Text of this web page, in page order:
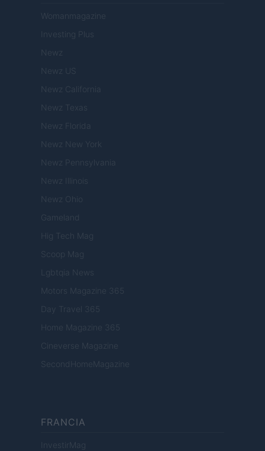
Womanmagazine
Investing Plus
Newz
Newz US
Newz California
Newz Texas
Newz Florida
Newz New York
Newz Pennsylvania
Newz Illinois
Newz Ohio
Gameland
Hig Tech Mag
Scoop Mag
Lgbtqia News
Motors Magazine 365
Day Travel 365
Home Magazine 365
Cineverse Magazine
SecondHomeMagazine
FRANCIA
InvestirMag